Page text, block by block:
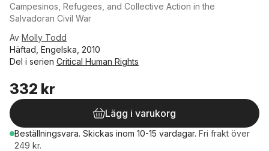
Campesinos, Refugees, and Collective Action in the
Salvadoran Civil War
Av Molly Todd
Häftad, Engelska, 2010
Del i serien Critical Human Rights
332 kr
Lägg i varukorg
Beställningsvara. Skickas inom 10-15 vardagar. Fri frakt över
249 kr.